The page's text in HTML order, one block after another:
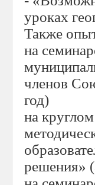
уроках
Также
на
членов
год)
на
решения»